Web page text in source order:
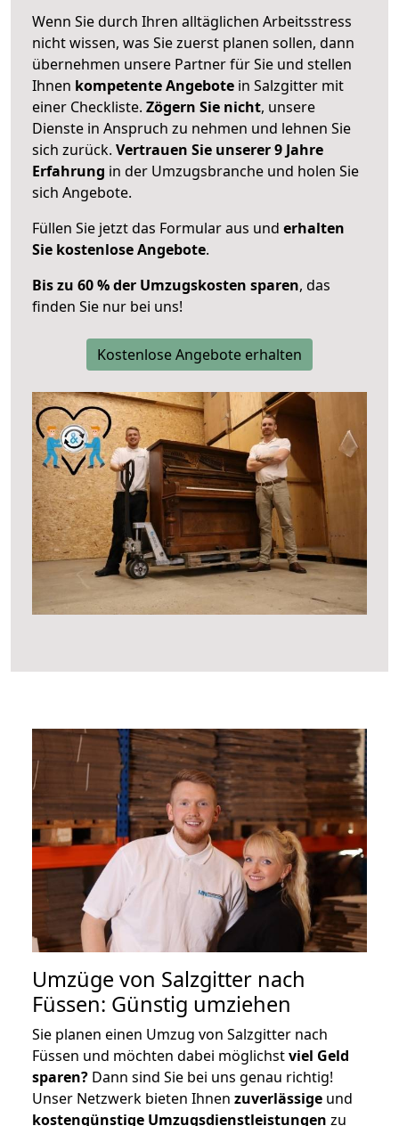
Wenn Sie durch Ihren alltäglichen Arbeitsstress
nicht wissen, was Sie zuerst planen sollen, dann
übernehmen unsere Partner für Sie und stellen
Ihnen kompetente Angebote in Salzgitter mit
einer Checkliste. Zögern Sie nicht, unsere
Dienste in Anspruch zu nehmen und lehnen Sie
sich zurück. Vertrauen Sie unserer 9 Jahre
Erfahrung in der Umzugsbranche und holen Sie
sich Angebote.
Füllen Sie jetzt das Formular aus und erhalten
Sie kostenlose Angebote.
Bis zu 60 % der Umzugskosten sparen, das
finden Sie nur bei uns!
Kostenlose Angebote erhalten
Umzüge von Salzgitter nach
Füssen: Günstig umziehen
Sie planen einen Umzug von Salzgitter nach
Füssen und möchten dabei möglichstviel Geld
sparen? Dann sind Sie bei uns genau richtig!
Unser Netzwerk bieten Ihnen zuverlässige und
kostengünstige Umzugsdienstleistungen zu